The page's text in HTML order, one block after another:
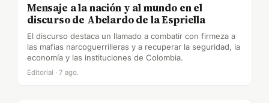
Mensaje a la nación y al mundo en el
discurso de Abelardo de la Espriella
El discurso destaca un llamado a combatir con firmeza a
las mafias narcoguerrilleras y a recuperar la seguridad, la
economía y las instituciones de Colombia.
Editorial · 7 ago.